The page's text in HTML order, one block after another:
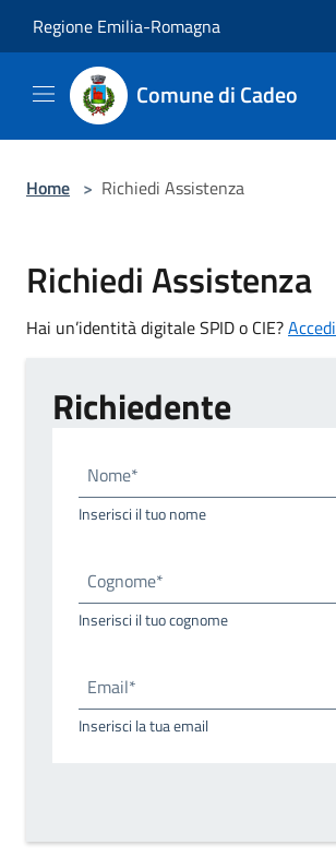
Regione Emilia-Romagna
Comune di Cadeo
Home > Richiedi Assistenza
Richiedi Assistenza
Hai un’identità digitale SPID o CIE?Accedi
Richiedente
Nome*
Inserisci il tuo nome
Cognome*
Inserisci il tuo cognome
Email*
Inserisci la tua email